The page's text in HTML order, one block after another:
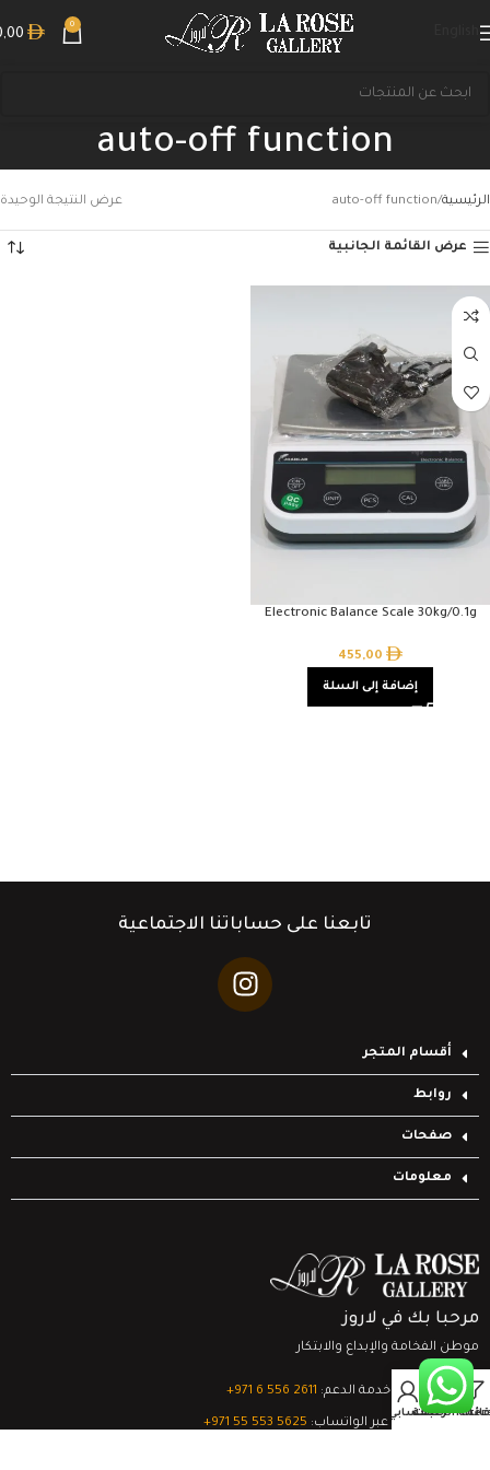
0
auto-off function
الرئيسية auto-off function عرض النتيجة الوحيدة
عرض القائمة الجانبية
Electronic Balance Scale 30kg/0.1g
455,00
إضافة إلى السلة
تابعنا على حساباتنا الاجتماعية
أقسام المتجر
روابط
صفحات
معلومات
مرحبا بك في لاروز
موطن الفخامة والإبداع والابتكار
تواصل مع خدمة الدعم: ‎+971 6 556 2611
الدعم الفني عبر الواتساب: ‎+971 55 553 5625
قائمة الرغبات
0
السلةحسابي